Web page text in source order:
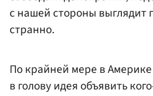
с нашей стороны
странно.
По крайней мере в
в голову идея объявить